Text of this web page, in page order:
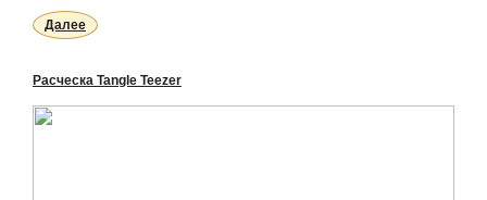
Далее
Расческа Tangle Teezer